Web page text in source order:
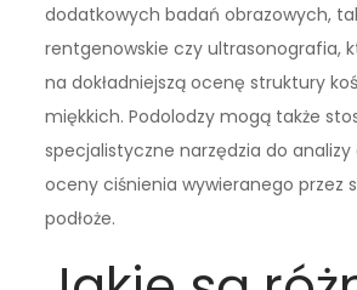
dodatkowych badań obrazowych,
rentgenowskie czy ultrasonografia,
na dokładniejszą ocenę struktury
miękkich. Podolodzy mogą także
specjalistyczne narzędzia do
oceny ciśnienia wywieranego przez
podłoże.